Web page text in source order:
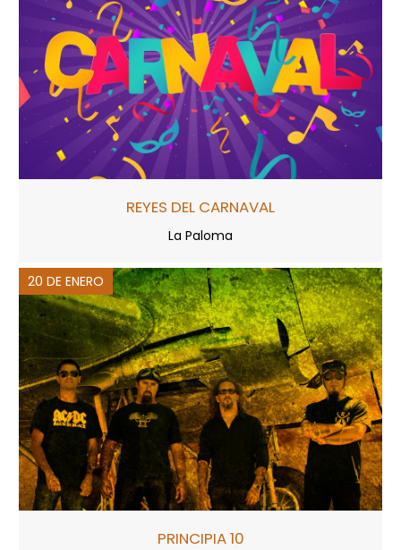
REYES DEL CARNAVAL
La Paloma
20 DE ENERO
PRINCIPIA 10